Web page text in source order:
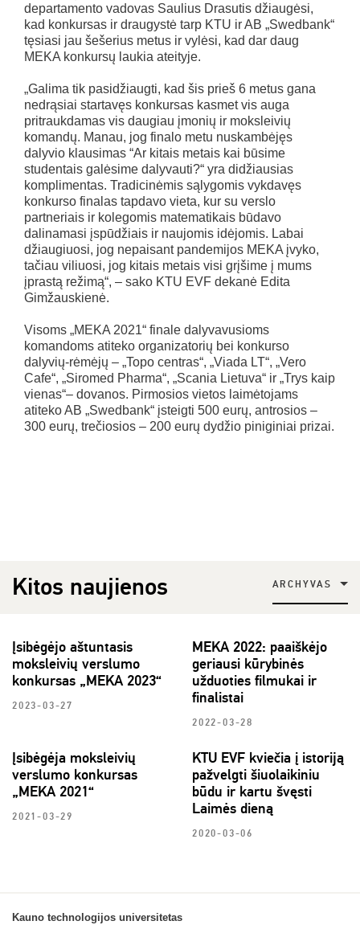
departamento vadovas Saulius Drasutis džiaugėsi,
kad konkursas ir draugystė tarp KTU ir AB „Swedbank“
tęsiasi jau šešerius metus ir vylėsi, kad dar daug
MEKA konkursų laukia ateityje.
„Galima tik pasidžiaugti, kad šis prieš 6 metus gana
nedrąsiai startavęs konkursas kasmet vis auga
pritraukdamas vis daugiau įmonių ir moksleivių
komandų. Manau, jog finalo metu nuskambėjęs
dalyvio klausimas “Ar kitais metais kai būsime
studentais galėsime dalyvauti?“ yra didžiausias
komplimentas. Tradicinėmis sąlygomis vykdavęs
konkurso finalas tapdavo vieta, kur su verslo
partneriais ir kolegomis matematikais būdavo
dalinamasi įspūdžiais ir naujomis idėjomis. Labai
džiaugiuosi, jog nepaisant pandemijos MEKA įvyko,
tačiau viliuosi, jog kitais metais visi grįšime į mums
įprastą režimą“, – sako KTU EVF dekanė Edita
Gimžauskienė.
Visoms „MEKA 2021“ finale dalyvavusioms
komandoms atiteko organizatorių bei konkurso
dalyvių-rėmėjų – „Topo centras“, „Viada LT“, „Vero
Cafe“, „Siromed Pharma“, „Scania Lietuva“ ir „Trys kaip
vienas“– dovanos. Pirmosios vietos laimėtojams
atiteko AB „Swedbank“ įsteigti 500 eurų, antrosios –
300 eurų, trečiosios – 200 eurų dydžio piniginiai prizai.
Kitos naujienos ARCHYVAS
Įsibėgėjo aštuntasis
moksleivių verslumo
konkursas „MEKA 2023“
2023-03-27
MEKA 2022: paaiškėjo
geriausi kūrybinės
užduoties filmukai ir
finalistai
2022-03-28
Įsibėgėja moksleivių
verslumo konkursas
„MEKA 2021“
2021-03-29
KTU EVF kviečia į istoriją
pažvelgti šiuolaikiniu
būdu ir kartu švęsti
Laimės dieną
2020-03-06
Kauno technologijos universitetas